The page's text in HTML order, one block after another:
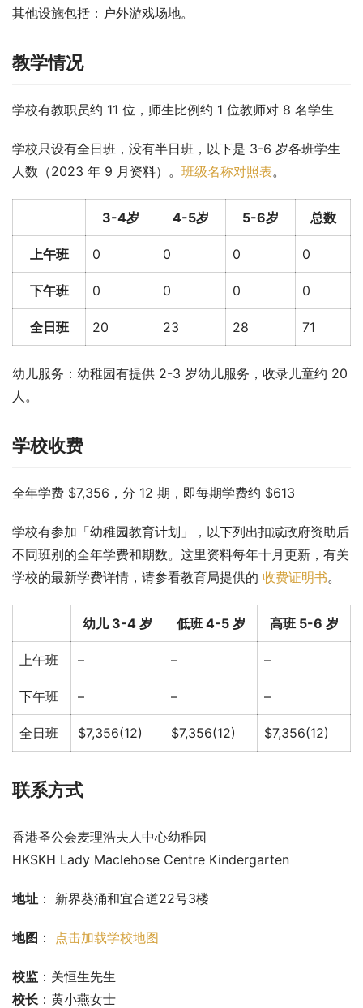
其他设施包括：户外游戏场地。
教学情况
学校有教职员约 11 位，师生比例约 1 位教师对 8 名学生
学校只设有全日班，没有半日班，以下是 3-6 岁各班学生
人数（2023 年 9 月资料）。 班级名称对照表。
3-4岁 4-5岁 5-6岁 总数
上午班 0 0 0 0
下午班 0 0 0 0
全日班 20 23 28 71
幼儿服务：幼稚园有提供 2-3 岁幼儿服务，收录儿童约 20
人。
学校收费
全年学费 $7,356，分 12 期，即每期学费约 $613
学校有参加「幼稚园教育计划」，以下列出扣减政府资助后
不同班别的全年学费和期数。这里资料每年十月更新，有关
学校的最新学费详情，请参看教育局提供的 收费证明书。
幼儿 3-4 岁 低班 4-5 岁 高班 5-6 岁
上午班 – – –
下午班 – – –
全日班 $7,356(12) $7,356(12) $7,356(12)
联系方式
香港圣公会麦理浩夫人中心幼稚园
HKSKH Lady Maclehose Centre Kindergarten
地址 ： 新界葵涌和宜合道22号3楼
地图 ： 点击加载学校地图
校监 ：关恒生先生
校长 ：黄小燕女士